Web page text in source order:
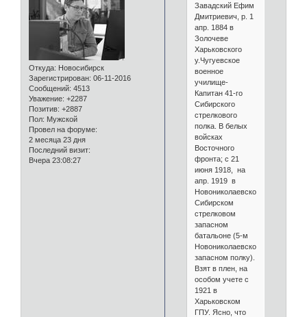
Откуда: Новосибирск
Зарегистрирован: 06-11-2016
Сообщений: 4513
Уважение: +2287
Позитив: +2887
Пол: Мужской
Провел на форуме:
2 месяца 23 дня
Последний визит:
Вчера 23:08:27
Завадский Ефим
Дмитриевич, р. 1
апр. 1884 в
Золочеве
Харьковского
у.Чугуевское
военное
училище-
Капитан 41-го
Сибирского
стрелкового
полка. В белых
войсках
Восточного
фронта; с 21
июня 1918, на
апр. 1919 в
Новониколаевском
Сибирском
стрелковом
запасном
батальоне (5-м
Новониколаевском
запасном полку).
Взят в плен, на
особом учете с
1921 в
Харьковском
ГПУ. Ясно, что